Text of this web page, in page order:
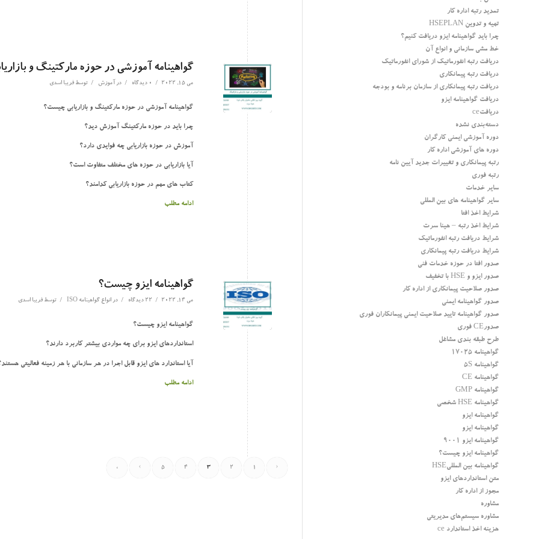
گواهینامه آموزشی در حوزه مارکتینگ و
می 15, 2022 / 0 دیدگاه / در آموزش / توسط فریبا اسدی
گواهینامه آموزشی در حوزه مارکتینگ و بازاریابی چیست؟
چرا باید در حوزه مارکتینگ آموزش دید؟
آموزش در حوزه بازاریابی چه فوایدی دارد؟
آیا بازاریابی در حوزه های مختلف متفاوت است؟
کتاب های مهم در حوزه بازاریابی کدامند؟
ادامه مطلب
گواهینامه ایزو چیست؟
می 14, 2022 / 22 دیدگاه / در انواع گواهینامه ISO / توسط فریبا اسدی
گواهینامه ایزو چیست؟
استانداردهای ایزو برای چه مواردی بیشتر کاربرد دارند؟
آیا استاندارد های ایزو قابل اجرا در هر سازمانی با هر زمینه فعالیتی
ادامه مطلب
‹
1
2
3
4
5
›
»
تمدید رتبه اداره کار
تهیه و تدوین HSEPLAN
چرا باید گواهینامه ایزو دریافت کنیم؟
خط مشی سازمانی و انواع آن
دریافت رتبه انفورماتیک از شورای انفورماتیک
دریافت رتبه پیمانکاری
دریافت رتبه پیمانکاری از سازمان برنامه و بودجه
دریافت گواهینامه ایزو
دریافتce
دسته‌بندی نشده
دوره آموزشی ایمنی کارگران
دوره های آموزشی اداره کار
رتبه پیمانکاری و تغییرات جدید آیین نامه
رتبه فوری
سایر خدمات
سایر گواهینامه های بین المللی
شرایط اخذ افتا
شرایط اخذ رتبه – هینا سرت
شرایط دریافت رتبه انفورماتیک
شرایط دریافت رتبه پیمانکاری
صدور افتا در حوزه خدمات فنی
صدور ایزو و HSE با تخفیف
صدور صلاحیت پیمانکاری از اداره کار
صدور گواهینامه ایمنی
صدور گواهینامه تایید صلاحیت ایمنی پیمانکاران فوری
صدورCE فوری
طرح طبقه بندی مشاغل
گواهینامه 17025
گواهینامه 5S
گواهینامه CE
گواهینامه GMP
گواهینامه HSE شخصی
گواهینامه ایزو
گواهینامه ایزو
گواهینامه ایزو 9001
گواهینامه ایزو چیست؟
گواهینامه بین المللیHSE
متن استانداردهای ایزو
مجوز از اداره کار
مشاوره
مشاوره سیستم‌های مدیریتی
هزینه اخذ استاندارد ce